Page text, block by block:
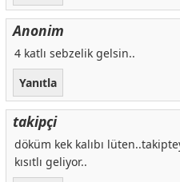
Anonim
4 katlı sebzelik gelsin..
Yanıtla
takipçi
döküm kek kalıbı
kısıtlı geliyor..